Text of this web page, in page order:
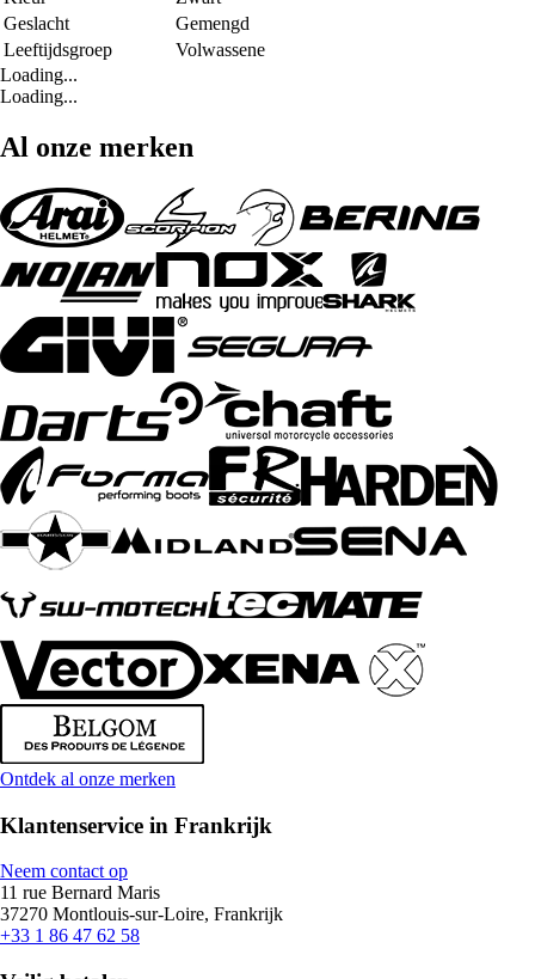
Geslacht
Gemengd
Leeftijdsgroep
Volwassene
Loading...
Loading...
Al onze merken
Ontdek al onze merken
Klantenservice in Frankrijk
Neem contact op
11 rue Bernard Maris
37270 Montlouis-sur-Loire, Frankrijk
+33 1 86 47 62 58